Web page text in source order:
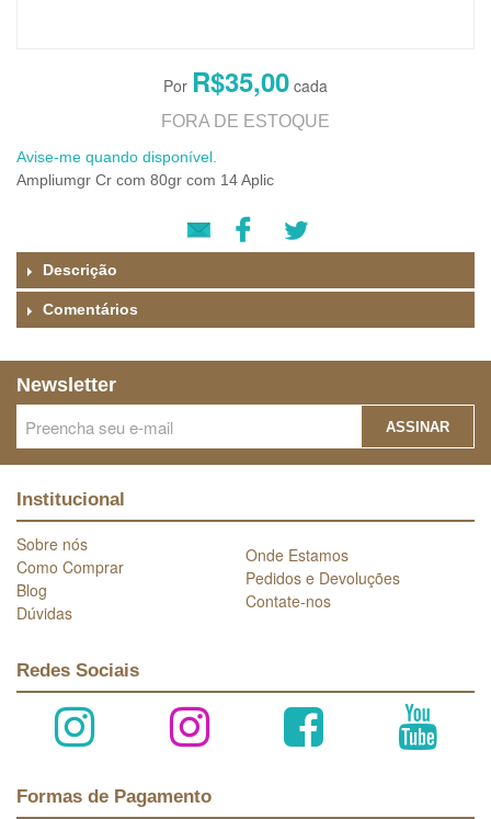
R$35,00
FORA DE ESTOQUE
Avise-me quando disponível.
Ampliumgr Cr com 80gr com 14 Aplic
Descrição
Comentários
Newsletter
ASSINAR
Institucional
Sobre nós
Como Comprar
Blog
Dúvidas
Onde Estamos
Pedidos e Devoluções
Contate-nos
Redes Sociais
Formas de Pagamento